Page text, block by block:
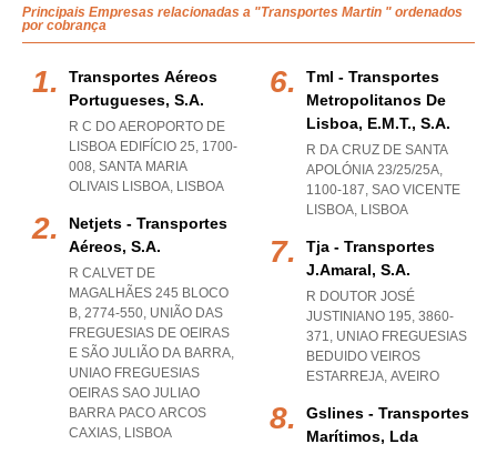
Principais Empresas relacionadas a "Transportes Martin " ordenados
por cobrança
Transportes Aéreos
Portugueses, S.a.
R C DO AEROPORTO DE
LISBOA EDIFÍCIO 25, 1700-
008, SANTA MARIA
OLIVAIS LISBOA, LISBOA
Netjets - Transportes
Aéreos, S.a.
R CALVET DE
MAGALHÃES 245 BLOCO
B, 2774-550, UNIÃO DAS
FREGUESIAS DE OEIRAS
E SÃO JULIÃO DA BARRA,
UNIAO FREGUESIAS
OEIRAS SAO JULIAO
BARRA PACO ARCOS
CAXIAS, LISBOA
Tml - Transportes
Metropolitanos De
Lisboa, E.m.t., S.a.
R DA CRUZ DE SANTA
APOLÓNIA 23/25/25A,
1100-187, SAO VICENTE
LISBOA, LISBOA
Tja - Transportes
J.amaral, S.a.
R DOUTOR JOSÉ
JUSTINIANO 195, 3860-
371, UNIAO FREGUESIAS
BEDUIDO VEIROS
ESTARREJA, AVEIRO
Gslines - Transportes
Marítimos, Lda